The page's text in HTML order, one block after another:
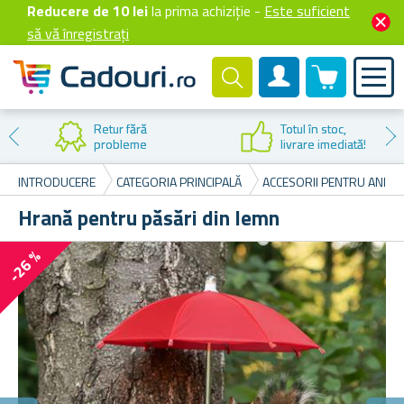
Reducere de 10 leila prima achiziție - Este suficient
să vă înregistrați
Cont client
0 produselor
Retur fără
probleme
Totul în stoc,
livrare imediată!
INTRODUCERE
CATEGORIA PRINCIPALĂ ACCESORII PENTRU
Hrană pentru păsări din lemn
-26 %